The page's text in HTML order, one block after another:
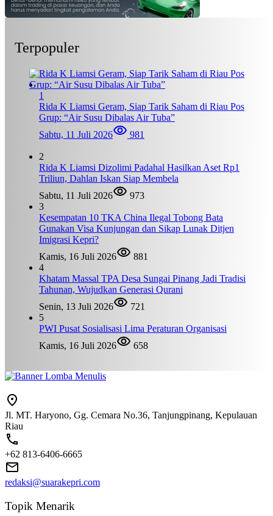
Terpopuler
1
Rida K Liamsi Geram, Siap Tarik Saham di Riau Pos
Grup: “Air Susu Dibalas Air Tuba”
Sabtu, 11 Juli 2026
981
2
Rida K Liamsi Dizolimi Padahal Hasilkan Aset Rp1
Triliun, Dahlan Iskan Siap Membela
Sabtu, 11 Juli 2026
973
3
Kesempatan 10 TKA China Ilegal Tobong Bata
Gunakan Visa Kunjungan dan Sikap Lunak Ditjen
Imigrasi Kepri?
Kamis, 16 Juli 2026
881
4
Khatam Massal TPA Desa Sungai Pinang Jadi Tradisi
Tahunan, Wujudkan Generasi Qurani
Senin, 13 Juli 2026
721
5
PWI Pusat Sosialisasi Lima Peraturan Organisasi
Kamis, 16 Juli 2026
658
Jl. MT. Haryono, Gg. Cemara No.36, Tanjungpinang, Kepulauan
Riau
+62 813-6406-6665
redaksi@suarakepri.com
Topik Menarik